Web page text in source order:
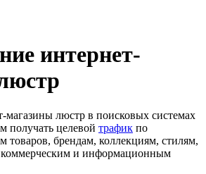
интернет-
магазины люстр в поисковых системах
получать целевой трафик по
товаров, брендам, коллекциям, стилям,
коммерческим и информационным